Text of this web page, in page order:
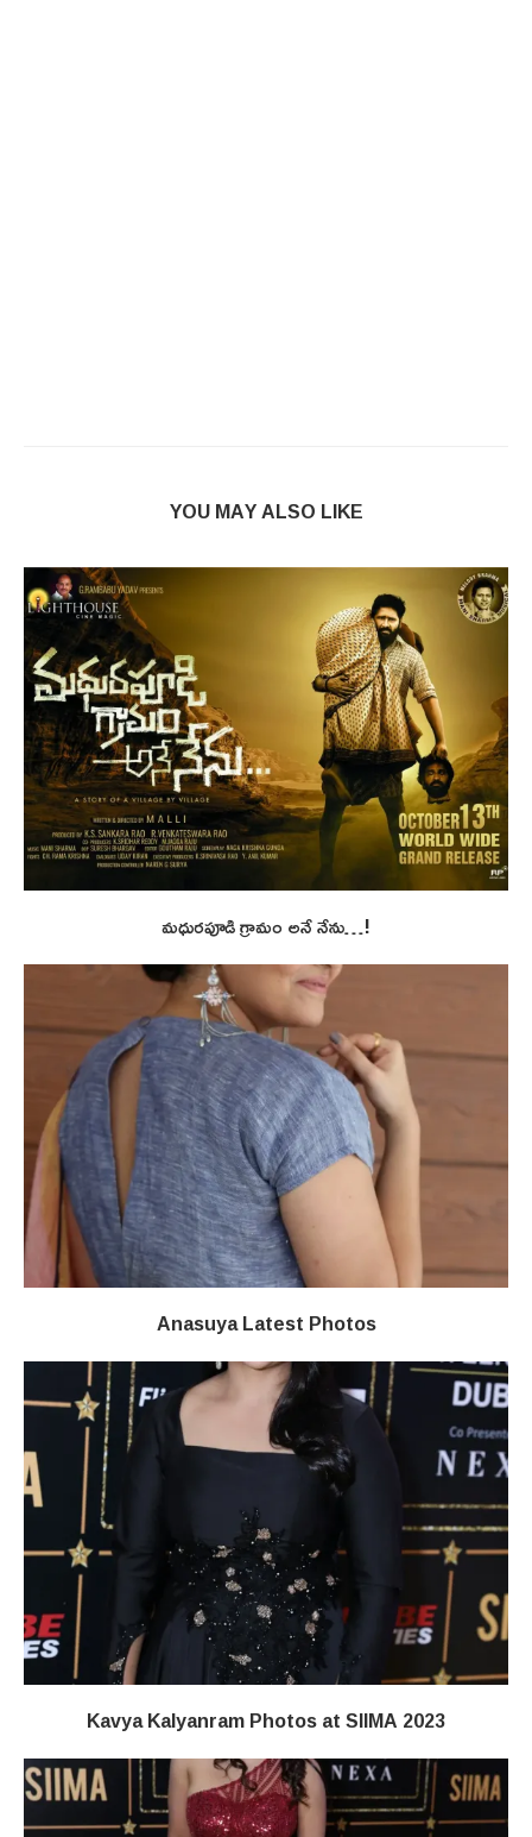
YOU MAY ALSO LIKE
మధురపూడి గ్రామం అనే నేను…!
Anasuya Latest Photos
Kavya Kalyanram Photos at SIIMA 2023